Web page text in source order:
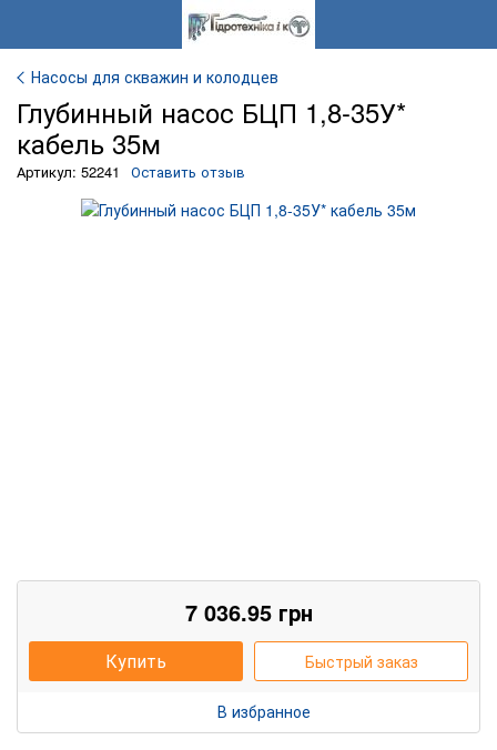
Насосы для скважин и колодцев
Глубинный насос БЦП 1,8-35У*
кабель 35м
Артикул: 52241 Оставить отзыв
7 036.95грн
Купить Быстрый заказ
В избранное